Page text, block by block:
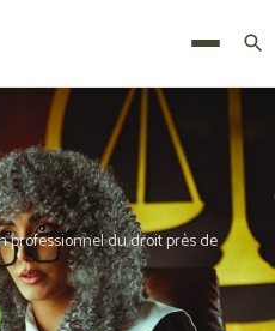
Menu
professionnel du droit près de